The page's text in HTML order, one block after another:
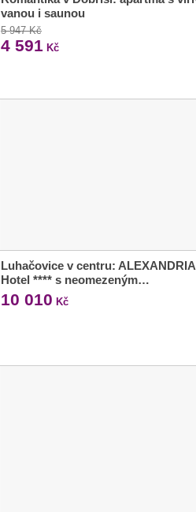
vanou i saunou
5 947 Kč
4 591 Kč
Luhačovice v centru: ALEXANDRIA
Hotel **** s neomezeným…
10 010 Kč